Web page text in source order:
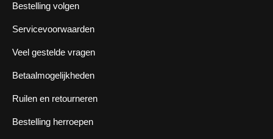
Bestelling volgen
Servicevoorwaarden
Veel gestelde vragen
Betaalmogelijkheden
Ruilen en retourneren
Bestelling herroepen